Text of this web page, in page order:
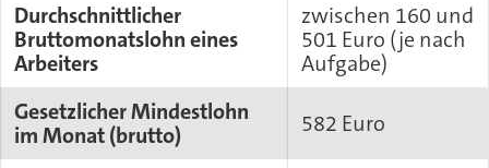
Durchschnittlicher
Bruttomonatslohn eines
Arbeiters
zwischen 160 und
501 Euro (je nach
Aufgabe)
Gesetzlicher Mindestlohn
im Monat (brutto)
582 Euro